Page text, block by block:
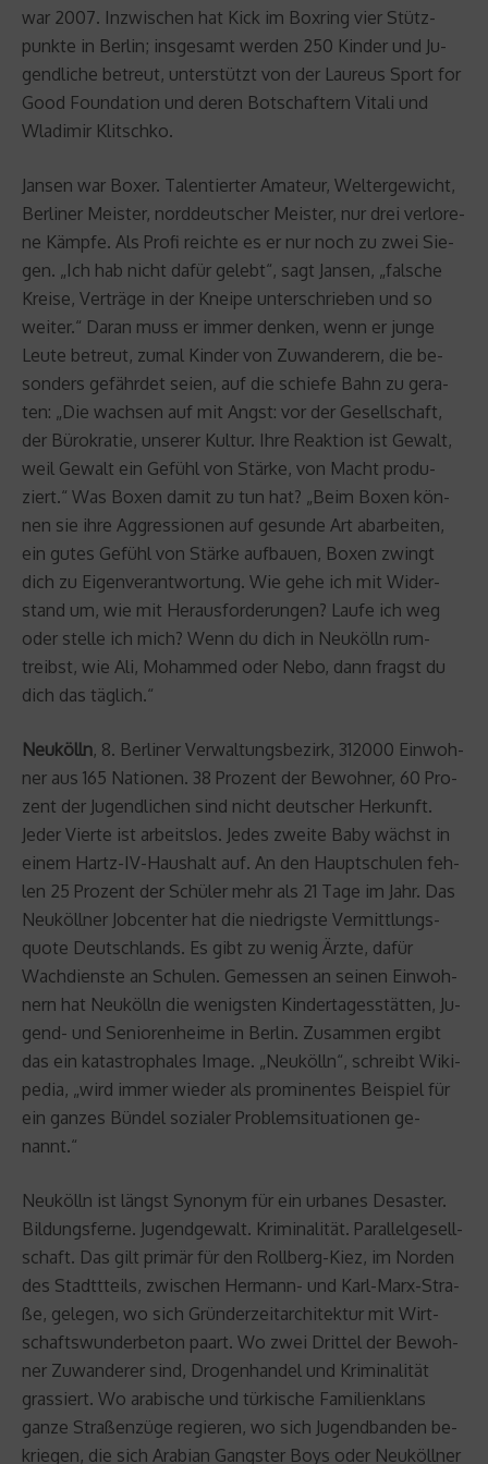
war 2007. In­zwi­schen hat Kick im Box­ring vier Stütz­
punk­te in Ber­lin; ins­ge­samt wer­den 250 Kin­der und Ju­
gend­li­che be­treut, un­ter­stützt von der Lau­reus Sport for
Good Foun­da­ti­on und deren Bot­schaf­tern Vi­ta­li und
Wla­di­mir Klitsch­ko.
Jan­sen war Boxer. Ta­len­tier­ter Ama­teur, Wel­ter­ge­wicht,
Ber­li­ner Meis­ter, nord­deut­scher Meis­ter, nur drei ver­lo­re­
ne Kämp­fe. Als Profi reich­te es er nur noch zu zwei Sie­
gen. „Ich hab nicht dafür ge­lebt“, sagt Jan­sen, „fal­sche
Krei­se, Ver­trä­ge in der Knei­pe un­ter­schrie­ben und so
wei­ter.“ Daran muss er immer den­ken, wenn er junge
Leute be­treut, zumal Kin­der von Zu­wan­de­rern, die be­
son­ders ge­fähr­det seien, auf die schie­fe Bahn zu ge­ra­
ten: „Die wach­sen auf mit Angst: vor der Ge­sell­schaft,
der Bü­ro­kra­tie, un­se­rer Kul­tur. Ihre Re­ak­ti­on ist Ge­walt,
weil Ge­walt ein Ge­fühl von Stär­ke, von Macht pro­du­
ziert.“ Was Boxen damit zu tun hat? „Beim Boxen kön­
nen sie ihre Ag­gres­sio­nen auf ge­sun­de Art ab­ar­bei­ten,
ein gutes Ge­fühl von Stär­ke auf­bau­en, Boxen zwingt
dich zu Ei­gen­ver­ant­wor­tung. Wie gehe ich mit Wi­der­
stand um, wie mit Her­aus­for­de­run­gen? Laufe ich weg
oder stel­le ich mich? Wenn du dich in Neu­kölln rum­
treibst, wie Ali, Mo­ham­med oder Nebo, dann fragst du
dich das täg­lich.“
Neu­kölln, 8. Ber­li­ner Ver­wal­tungs­be­zirk, 312000 Ein­woh­
ner aus 165 Na­tio­nen. 38 Pro­zent der Be­woh­ner, 60 Pro­
zent der Ju­gend­li­chen sind nicht deut­scher Her­kunft.
Jeder Vier­te ist ar­beits­los. Jedes zwei­te Baby wächst in
einem Hartz-IV-Haus­halt auf. An den Haupt­schu­len feh­
len 25 Pro­zent der Schü­ler mehr als 21 Tage im Jahr. Das
Neu­köll­ner Job­cen­ter hat die nied­rigs­te Ver­mitt­lungs­
quo­te Deutsch­lands. Es gibt zu wenig Ärzte, dafür
Wach­diens­te an Schu­len. Ge­mes­sen an sei­nen Ein­woh­
nern hat Neu­kölln die we­nigs­ten Kin­der­ta­ges­stät­ten, Ju­
gend- und Se­nio­ren­hei­me in Ber­lin. Zu­sam­men er­gibt
das ein ka­ta­stro­pha­les Image. „Neu­kölln“, schreibt Wi­ki­
pe­dia, „wird immer wie­der als pro­mi­nen­tes Bei­spiel für
ein gan­zes Bün­del so­zia­ler Pro­blem­si­tua­tio­nen ge­
nannt.“
Neu­kölln ist längst Syn­onym für ein ur­ba­nes De­sas­ter.
Bil­dungs­fer­ne. Ju­gend­ge­walt. Kri­mi­na­li­tät. Par­al­lel­ge­sell­
schaft. Das gilt pri­mär für den Roll­berg-Kiez, im Nor­den
des Stadtt­teils, zwi­schen Her­mann- und Karl-Marx-Stra­
ße, ge­le­gen, wo sich Grün­der­zeit­ar­chi­tek­tur mit Wirt­
schafts­wun­der­be­ton paart. Wo zwei Drit­tel der Be­woh­
ner Zu­wan­de­rer sind, Dro­gen­han­del und Kri­mi­na­li­tät
gras­siert. Wo ara­bi­sche und tür­ki­sche Fa­mi­li­en­klans
ganze Stra­ßen­zü­ge re­gie­ren, wo sich Ju­gend­ban­den be­
krie­gen, die sich Ara­bi­an Gangs­ter Boys oder Neu­köll­ner